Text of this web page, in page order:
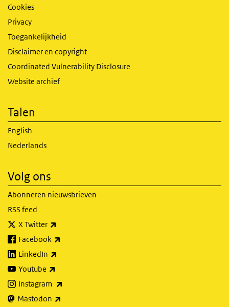
Cookies
Privacy
Toegankelijkheid
Disclaimer en copyright
Coordinated Vulnerability Disclosure
Website archief
Talen
English
Nederlands
Volg ons
Abonneren nieuwsbrieven
RSS feed
X Twitter
Facebook
LinkedIn
Youtube
Instagram
Mastodon